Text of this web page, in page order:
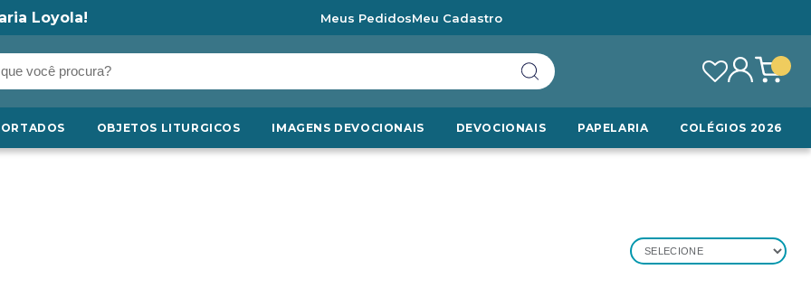
Loyola! Meus PedidosMeu Cadastro
OBJETOS LITURGICOS IMAGENS DEVOCIONAIS DEVOCIONAIS PAPELARIA COLÉGIOS 2026
SELECIONE